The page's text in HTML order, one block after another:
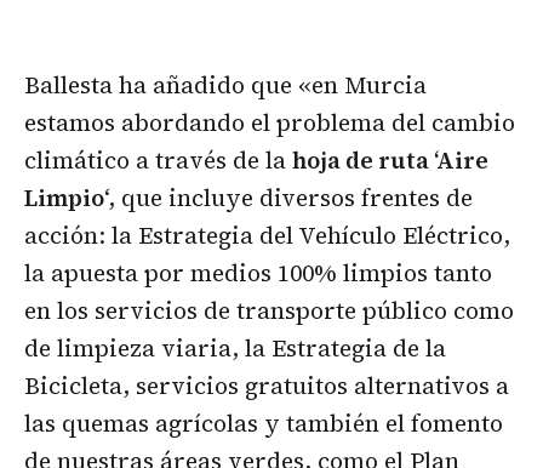
Ballesta ha añadido que «en Murcia
estamos abordando el problema del cambio
climático a través de lahoja de ruta ‘Aire
Limpio‘, que incluye diversos frentes de
acción: la Estrategia del Vehículo Eléctrico,
la apuesta por medios 100% limpios tanto
en los servicios de transporte público como
de limpieza viaria, la Estrategia de la
Bicicleta, servicios gratuitos alternativos a
las quemas agrícolas y también el fomento
de nuestras áreas verdes, como el Plan